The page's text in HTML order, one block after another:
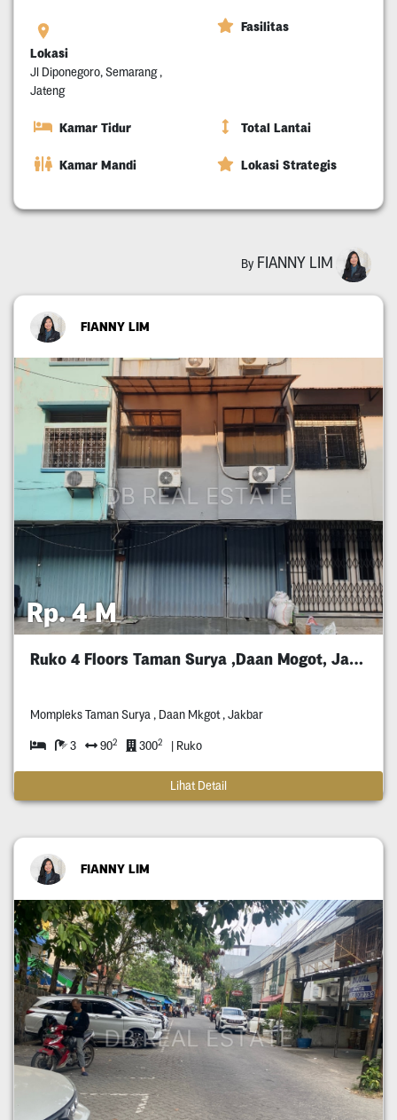
Lokasi
Jl Diponegoro, Semarang ,
Jateng
Fasilitas
Kamar Tidur Total Lantai
Kamar Mandi Lokasi Strategis
By FIANNY LIM
FIANNY LIM
Rp. 4 M
Ruko 4 Floors Taman Surya ,Daan Mogot, Jakbar
Mompleks Taman Surya , Daan Mkgot , Jakbar
3 902 3002 | Ruko
Lihat Detail
FIANNY LIM